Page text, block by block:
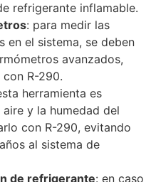
refrigerante inflamable.
: para medir las
en el sistema, se deben
avanzados,
R-290.
herramienta es
y la humedad del
con R-290, evitando
al sistema de
de refrigerante: en caso